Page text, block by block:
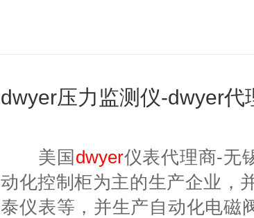
dwyer压力监测仪-dwyer代
美国 dwyer仪表代理商-无
动化控制柜为主的生产企业，
泰仪表等，并生产自动化电磁